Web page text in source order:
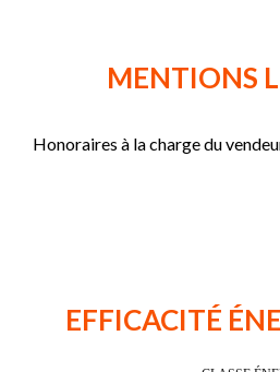
MENTIONS
Honoraires à la charge du
EFFICACITÉ